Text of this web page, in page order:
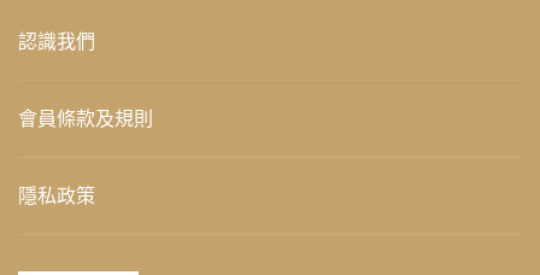
認識我們
會員條款及規則
隱私政策